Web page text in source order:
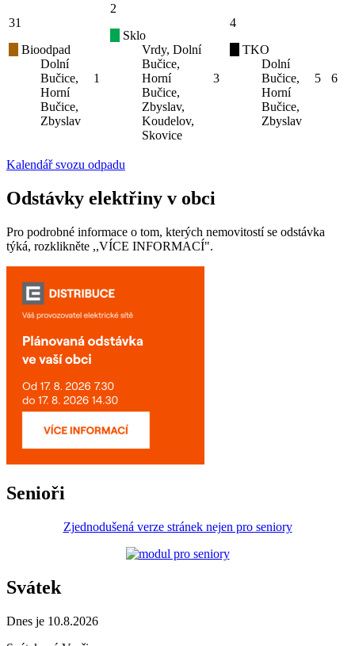
31
Bioodpad
Dolní
Bučice,
Horní
Bučice,
Zbyslav
1
2
Sklo
Vrdy, Dolní
Bučice,
Horní
Bučice,
Zbyslav,
Koudelov,
Skovice
3
4
TKO
Dolní
Bučice,
Horní
Bučice,
Zbyslav
5 6
Kalendář svozu odpadu
Odstávky elektřiny v obci
Pro podrobné informace o tom, kterých nemovitostí se odstávka
týká, rozklikněte ,,VÍCE INFORMACÍ".
Senioři
Zjednodušená verze stránek nejen pro seniory
Svátek
Dnes je 10.8.2026